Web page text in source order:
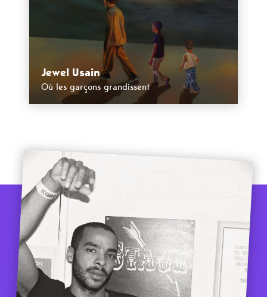
Jewel Usain
Où les garçons grandissent